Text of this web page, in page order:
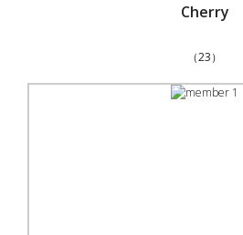
Cherry
（23）